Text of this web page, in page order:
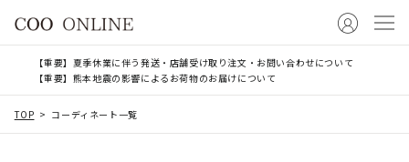
【重要】夏季休業に伴う発送・店舗受け取り注文・お問い合わせについて
【重要】熊本地震の影響によるお荷物のお届けについて
TOP コーディネート一覧